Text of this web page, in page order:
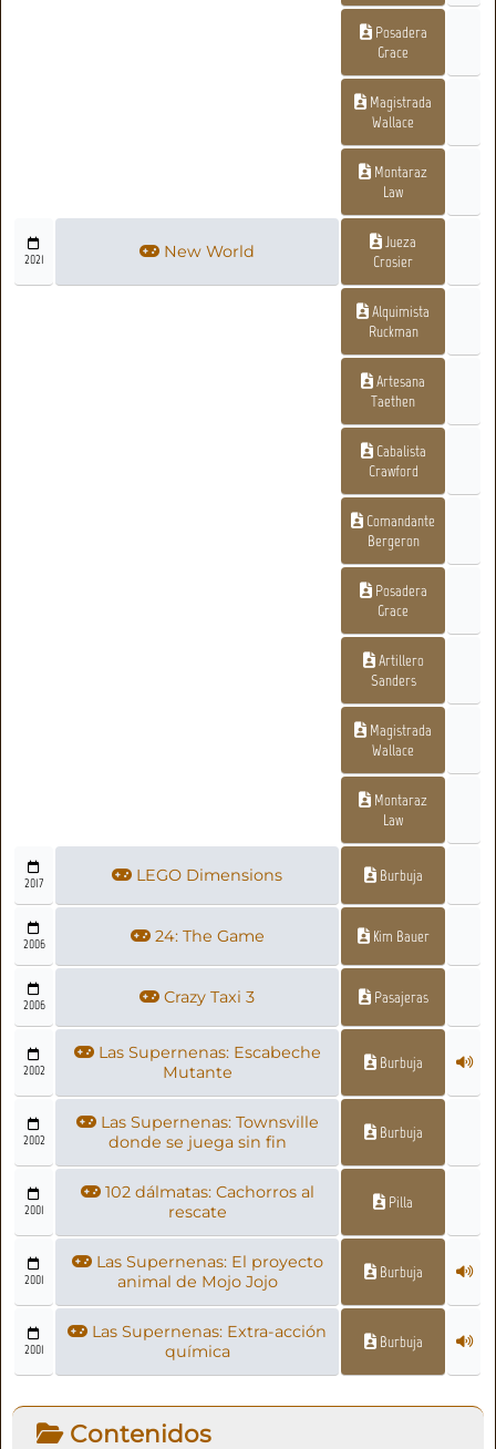
Posadera
Grace
Magistrada
Wallace
Montaraz
Law
2021 New World
Jueza
Crosier
Alquimista
Ruckman
Artesana
Taethen
Cabalista
Crawford
Comandante
Bergeron
Posadera
Grace
Artillero
Sanders
Magistrada
Wallace
Montaraz
Law
2017 LEGO Dimensions Burbuja
2006 24: The Game Kim Bauer
2006 Crazy Taxi 3 Pasajeras
2002
Las Supernenas: Escabeche
Mutante
Burbuja
2002
Las Supernenas: Townsville
donde se juega sin fin
Burbuja
2001
102 dálmatas: Cachorros al
rescate
Pilla
2001
Las Supernenas: El proyecto
animal de Mojo Jojo
Burbuja
2001
Las Supernenas: Extra-acción
química
Burbuja
Contenidos